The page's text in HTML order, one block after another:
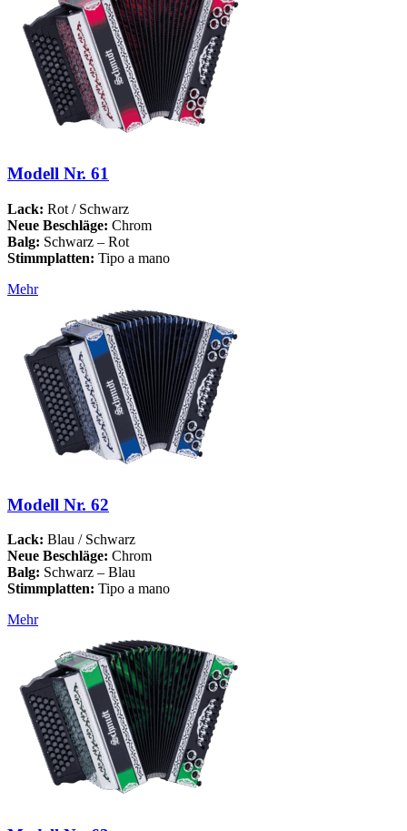
Modell Nr. 61
Lack: Rot / Schwarz
Neue Beschläge: Chrom
Balg: Schwarz – Rot
Stimmplatten: Tipo a mano
Mehr
Modell Nr. 62
Lack: Blau / Schwarz
Neue Beschläge: Chrom
Balg: Schwarz – Blau
Stimmplatten: Tipo a mano
Mehr